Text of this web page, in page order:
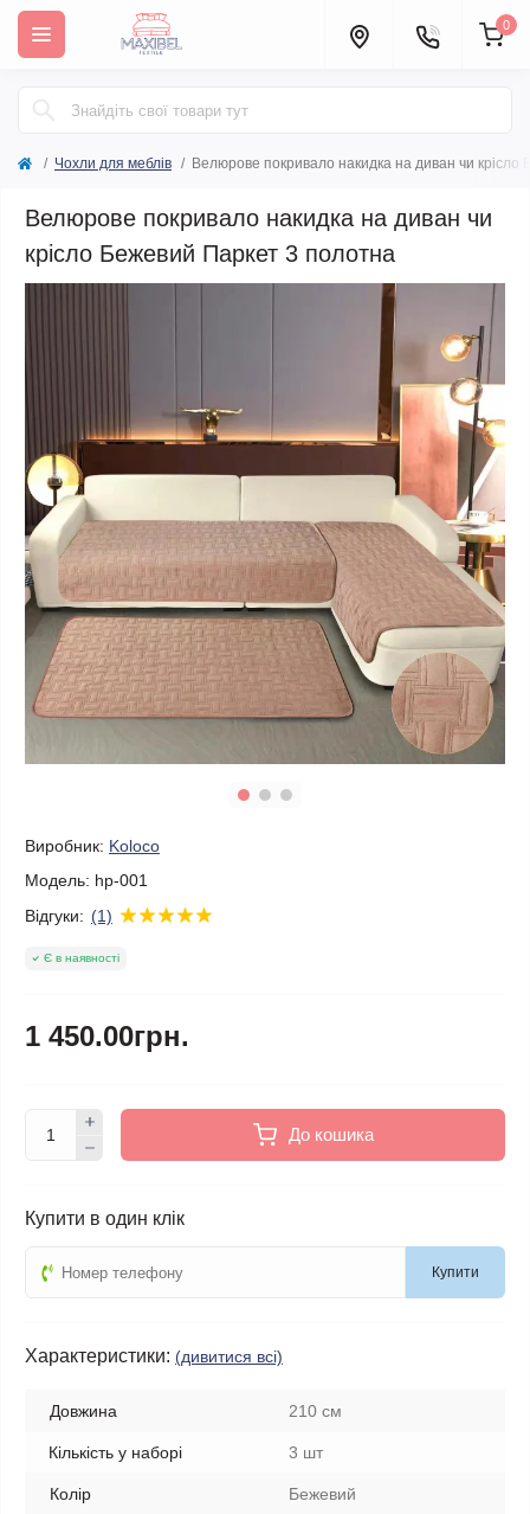
0
Чохли для меблів Велюрове покривало накидка на диван чи
Велюрове покривало накидка на диван чи
крісло Бежевий Паркет 3 полотна
Виробник: Koloco
Модель: hp-001
Відгуки: (1)
Є в наявності
1 450.00грн.
До кошика
Купити в один клік
Купити
Характеристики: (дивитися всі)
Довжина 210 см
Кількість у наборі 3 шт
Колір Бежевий